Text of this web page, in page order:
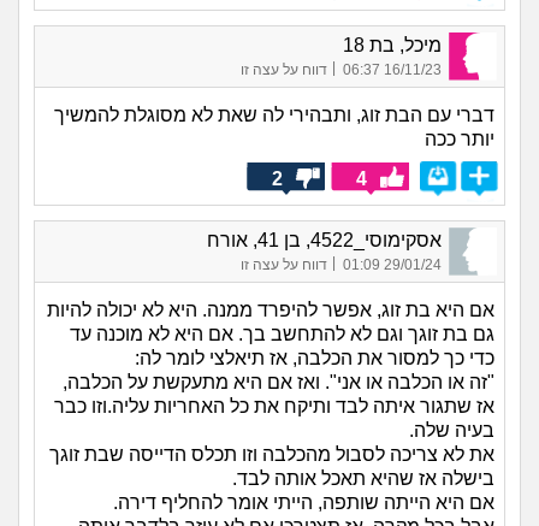
מיכל, בת 18
16/11/23 06:37 דווח על עצה זו
דברי עם הבת זוג, ותבהירי לה שאת לא מסוגלת להמשיך
יותר ככה
4
2
אסקימוסי_4522, בן 41, אורח
29/01/24 01:09 דווח על עצה זו
אם היא בת זוג, אפשר להיפרד ממנה. היא לא יכולה להיות
גם בת זוגך וגם לא להתחשב בך. אם היא לא מוכנה עד
כדי כך למסור את הכלבה, אז תיאלצי לומר לה:
"זה או הכלבה או אני". ואז אם היא מתעקשת על הכלבה,
אז שתגור איתה לבד ותיקח את כל האחריות עליה.וזו כבר
בעיה שלה.
את לא צריכה לסבול מהכלבה וזו תכלס הדייסה שבת זוגך
בישלה אז שהיא תאכל אותה לבד.
אם היא הייתה שותפה, הייתי אומר להחליף דירה.